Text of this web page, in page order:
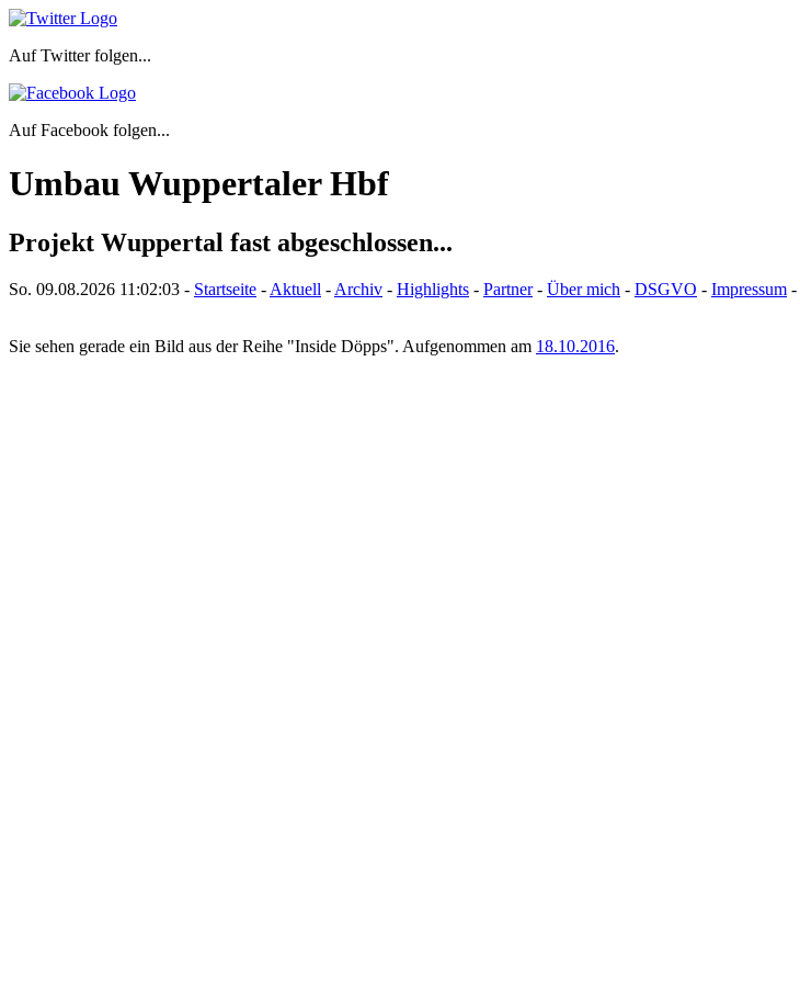
Auf Twitter folgen...
Auf Facebook folgen...
Umbau Wuppertaler Hbf
Projekt Wuppertal fast abgeschlossen...
So. 09.08.2026 11:02:03 - Startseite - Aktuell - Archiv - Highlights - Partner- Über mich - DSGVO - Impressum -
Sie sehen gerade ein Bild aus der Reihe "Inside Döpps". Aufgenommen am 18.10.2016.